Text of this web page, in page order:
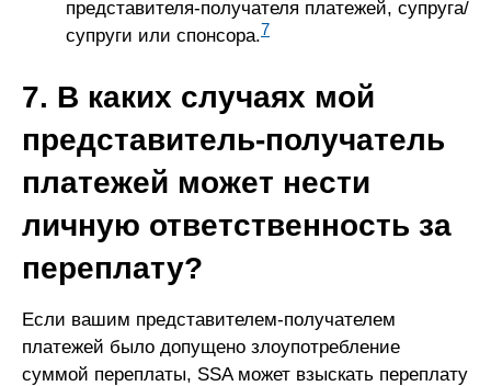
представителя-получателя платежей, супруга/
супруги или спонсора.7
7. В каких случаях мой
представитель-получатель
платежей может нести
личную ответственность за
переплату?
Если вашим представителем-получателем
платежей было допущено злоупотребление
суммой переплаты, SSA может взыскать переплату